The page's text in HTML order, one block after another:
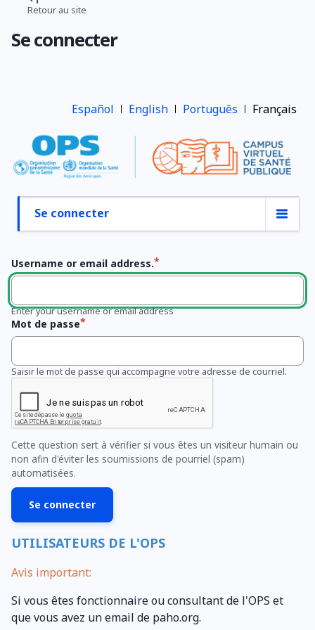
Aller
contenu
d'Ariane
Retour au site
Se connecter
Español English Português Français
Onglets
Se connecter
Username or email address.
Enter your username or email address
Mot de passe
Saisir le mot de passe qui accompagne votre adresse de courriel.
Cette question sert à vérifier si vous êtes un visiteur humain ou
non afin d'éviter les soumissions de pourriel (spam)
automatisées.
UTILISATEURS DE L'OPS
Avis important:
Si vous êtes fonctionnaire ou consultant de l'OPS et
que vous avez un email de paho.org.